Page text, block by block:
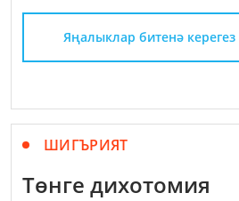
Яңалыклар битенә керегез
ШИГЪРИЯТ
Төнге дихотомия